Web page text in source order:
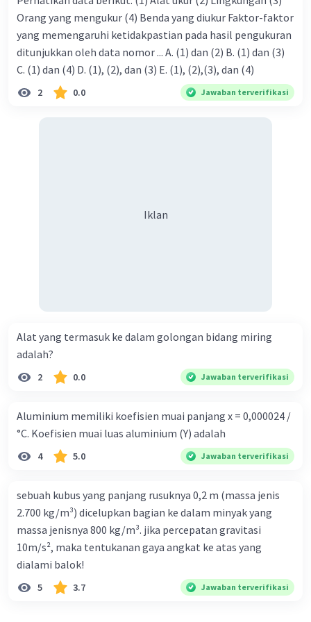
rumus yang telah Anda tentukan dalam langkah 3 untuk
menghitung jumlah bunsen yang efektif (mBunsen).
Setelah Anda memiliki nilai mBunsen, Anda akan tahu
berapa banyak bunsen yang perlu Anda gunakan untuk
memanasi air murni sesuai dengan perubahan suhu yang
diinginkan. Pastikan untuk memperhitungkan efisiensi
bunsen burner yang digunakan dalam perhitungan Anda.
Orang yang mengukur (4) Benda yang diukur Faktor-faktor
yang memengaruhi ketidakpastian pada hasil pengukuran
ditunjukkan oleh data nomor ... A. (1) dan (2) B. (1) dan (3)
C. (1) dan (4) D. (1), (2), dan (3) E. (1), (2),(3), dan (4)
2 0.0 Jawaban terverifikasi
Iklan
Alat yang termasuk ke dalam golongan bidang miring
adalah?
2 0.0 Jawaban terverifikasi
Aluminium memiliki koefisien muai panjang x = 0,000024 /
°C. Koefisien muai luas aluminium (Y) adalah
4 5.0 Jawaban terverifikasi
sebuah kubus yang panjang rusuknya 0,2 m (massa jenis
2.700 kg/m³) dicelupkan bagian ke dalam minyak yang
massa jenisnya 800 kg/m³. jika percepatan gravitasi
10m/s², maka tentukanan gaya angkat ke atas yang
dialami balok!
5 3.7 Jawaban terverifikasi